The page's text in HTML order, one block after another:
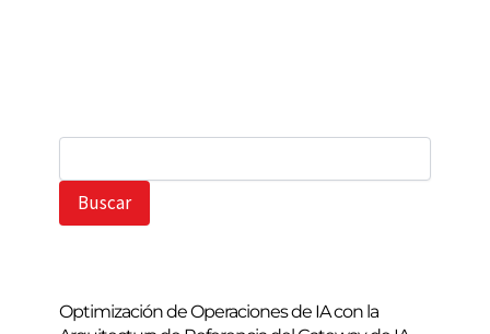
Buscar
Optimización de Operaciones de IA con la